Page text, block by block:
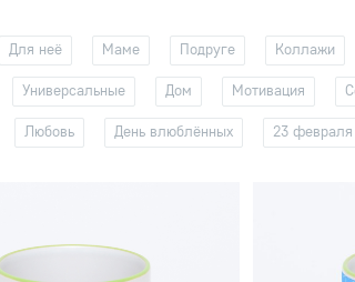
Для неё Маме Подруге Коллажи
Универсальные Дом Мотивация
Любовь День влюблённых 23 февраля